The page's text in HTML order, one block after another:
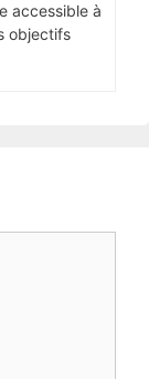
accessible à
objectifs